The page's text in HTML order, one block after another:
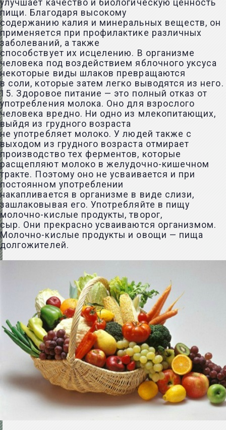
улучшает качество и биологическую ценность
пищи. Благодаря высокому
содержанию калия и минеральных веществ, он
применяется при профилактике различных
заболеваний, а также
способствует их исцелению. В организме
человека под воздействием яблочного уксуса
некоторые виды шлаков превращаются
в соли, которые затем легко выводятся из него.
15. Здоровое питание — это полный отказ от
употребления молока. Оно для взрослого
человека вредно. Ни одно из млекопитающих,
выйдя из грудного возраста
не употребляет молоко. У людей также с
выходом из грудного возраста отмирает
производство тех ферментов, которые
расщепляют молоко в желудочно-кишечном
тракте. Поэтому оно не усваивается и при
постоянном употреблении
накапливается в организме в виде слизи,
зашлаковывая его. Употребляйте в пищу
молочно-кислые продукты, творог,
сыр. Они прекрасно усваиваются организмом.
Молочно-кислые продукты и овощи — пища
долгожителей.